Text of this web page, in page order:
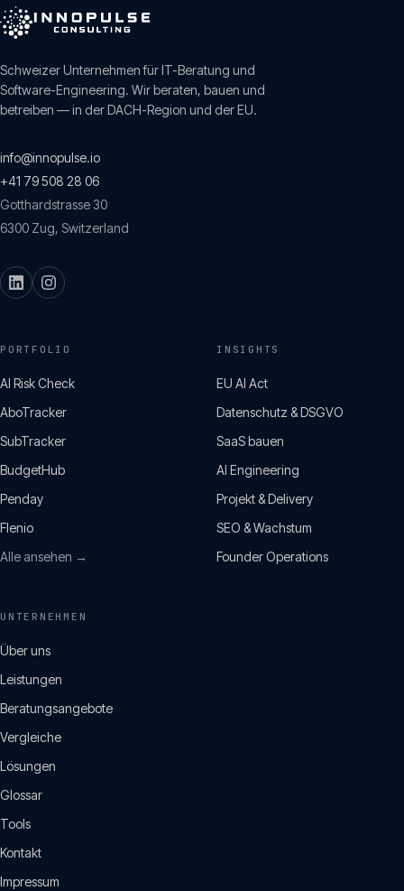
Schweizer Unternehmen für IT-Beratung und
Software-Engineering. Wir beraten, bauen und
betreiben — in der DACH-Region und der EU.
info@innopulse.io
+41 79 508 28 06
Gotthardstrasse 30
6300 Zug, Switzerland
PORTFOLIO
AI Risk Check
AboTracker
SubTracker
BudgetHub
Penday
Flenio
Alle ansehen →
INSIGHTS
EU AI Act
Datenschutz & DSGVO
SaaS bauen
AI Engineering
Projekt & Delivery
SEO & Wachstum
Founder Operations
UNTERNEHMEN
Über uns
Leistungen
Beratungsangebote
Vergleiche
Lösungen
Glossar
Tools
Kontakt
Impressum